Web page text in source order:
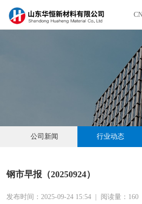
公司新闻 行业动态
钢市早报（20250924）
发布时间：2025-09-24 15:54 阅读量： 160